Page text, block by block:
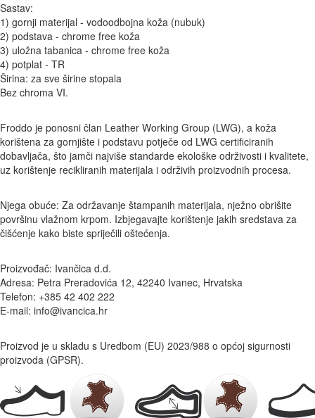
Sastav:
1) gornji materijal - vodoodbojna koža (nubuk)
2) podstava - chrome free koža
3) uložna tabanica - chrome free koža
4) potplat - TR
Širina: za sve širine stopala
Bez chroma VI.
Froddo je ponosni član Leather Working Group (LWG), a koža
korištena za gornjište i podstavu potječe od LWG certificiranih
dobavljača, što jamči najviše standarde ekološke održivosti i kvalitete,
uz korištenje recikliranih materijala i održivih proizvodnih procesa.
Njega obuće: Za održavanje štampanih materijala, nježno obrišite
površinu vlažnom krpom. Izbjegavajte korištenje jakih sredstava za
čišćenje kako biste spriječili oštećenja.
Proizvođač: Ivančica d.d.
Adresa: Petra Preradovića 12, 42240 Ivanec, Hrvatska
Telefon: +385 42 402 222
E-mail: info@ivancica.hr
Proizvod je u skladu s Uredbom (EU) 2023/988 o općoj sigurnosti
proizvoda (GPSR).